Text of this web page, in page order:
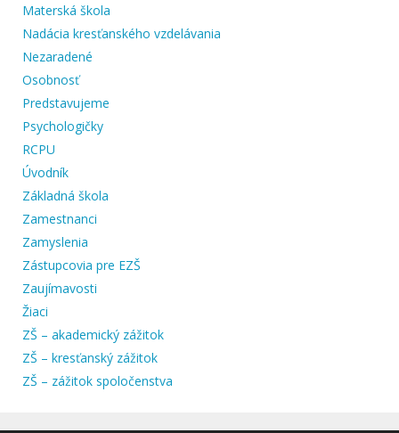
Materská škola
Nadácia kresťanského vzdelávania
Nezaradené
Osobnosť
Predstavujeme
Psychologičky
RCPU
Úvodník
Základná škola
Zamestnanci
Zamyslenia
Zástupcovia pre EZŠ
Zaujímavosti
Žiaci
ZŠ – akademický zážitok
ZŠ – kresťanský zážitok
ZŠ – zážitok spoločenstva